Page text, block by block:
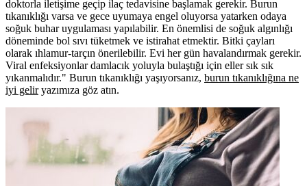
doktorla iletişime geçip ilaç tedavisine başlamak gerekir. Burun
tıkanıklığı varsa ve gece uyumaya engel oluyorsa yatarken odaya
soğuk buhar uygulaması yapılabilir. En önemlisi de soğuk algınlığı
döneminde bol sıvı tüketmek ve istirahat etmektir. Bitki çayları
olarak ıhlamur-tarçın önerilebilir. Evi her gün havalandırmak gerekir.
Viral enfeksiyonlar damlacık yoluyla bulaştığı için eller sık sık
yıkanmalıdır." Burun tıkanıklığı yaşıyorsanız, burun tıkanıklığına ne
iyi geliryazımıza göz atın.